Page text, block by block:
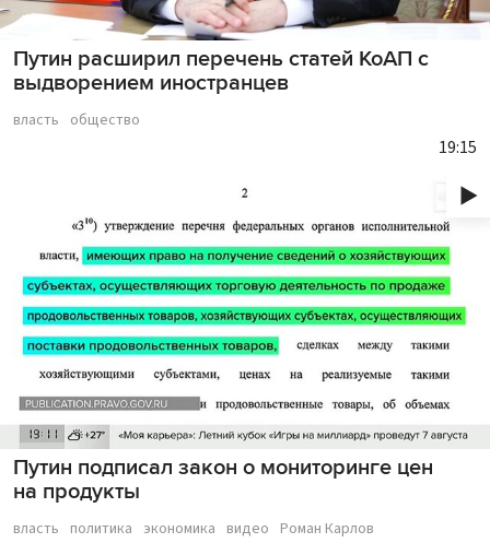
Путин расширил перечень статей КоАП с
выдворением иностранцев
власть общество
Путин подписал закон о мониторинге цен
на продукты
19:15
власть политика экономика видео Роман Карлов